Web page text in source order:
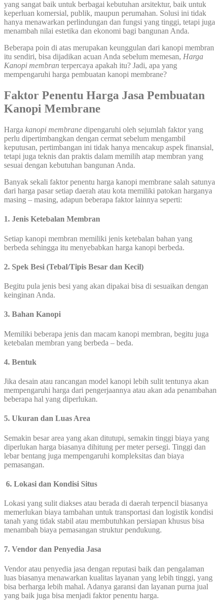
yang sangat baik untuk berbagai kebutuhan arsitektur, baik untuk
keperluan komersial, publik, maupun perumahan. Solusi ini tidak
hanya menawarkan perlindungan dan fungsi yang tinggi, tetapi juga
menambah nilai estetika dan ekonomi bagi bangunan Anda.
Beberapa poin di atas merupakan keunggulan dari kanopi membran
itu sendiri, bisa dijadikan acuan Anda sebelum memesan, Harga
Kanopi membran terpercaya apakah itu? Jadi, apa yang
mempengaruhi harga pembuatan kanopi membrane?
Faktor Penentu Harga Jasa Pembuatan
Kanopi Membrane
Harga kanopi membrane dipengaruhi oleh sejumlah faktor yang
perlu dipertimbangkan dengan cermat sebelum mengambil
keputusan, pertimbangan ini tidak hanya mencakup aspek finansial,
tetapi juga teknis dan praktis dalam memilih atap membran yang
sesuai dengan kebutuhan bangunan Anda.
Banyak sekali faktor penentu harga kanopi membrane salah satunya
dari harga pasar setiap daerah atau kota memiliki patokan harganya
masing – masing, adapun beberapa faktor lainnya seperti:
1. Jenis Ketebalan Membran
Setiap kanopi membran memiliki jenis ketebalan bahan yang
berbeda sehingga itu menyebabkan harga kanopi berbeda.
2. Spek Besi (Tebal/Tipis Besar dan Kecil)
Begitu pula jenis besi yang akan dipakai bisa di sesuaikan dengan
keinginan Anda.
3. Bahan Kanopi
Memiliki beberapa jenis dan macam kanopi membran, begitu juga
ketebalan membran yang berbeda – beda.
4. Bentuk
Jika desain atau rancangan model kanopi lebih sulit tentunya akan
mempengaruhi harga dari pengerjaannya atau akan ada penambahan
beberapa hal yang diperlukan.
5. Ukuran dan Luas Area
Semakin besar area yang akan ditutupi, semakin tinggi biaya yang
diperlukan harga biasanya dihitung per meter persegi. Tinggi dan
lebar bentang juga mempengaruhi kompleksitas dan biaya
pemasangan.
6. Lokasi dan Kondisi Situs
Lokasi yang sulit diakses atau berada di daerah terpencil biasanya
memerlukan biaya tambahan untuk transportasi dan logistik kondisi
tanah yang tidak stabil atau membutuhkan persiapan khusus bisa
menambah biaya pemasangan struktur pendukung.
7. Vendor dan Penyedia Jasa
Vendor atau penyedia jasa dengan reputasi baik dan pengalaman
luas biasanya menawarkan kualitas layanan yang lebih tinggi, yang
bisa berharga lebih mahal. Adanya garansi dan layanan purna jual
yang baik juga bisa menjadi faktor penentu harga.